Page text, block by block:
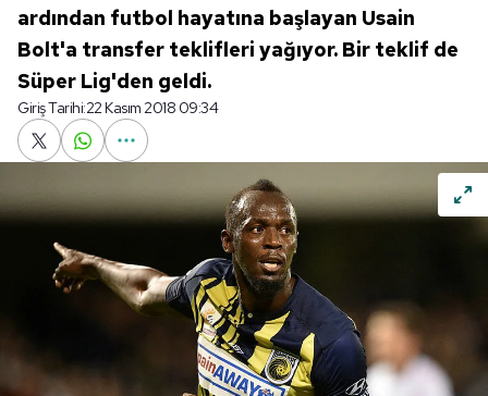
ardından futbol hayatına başlayan Usain
Bolt'a transfer teklifleri yağıyor. Bir teklif de
Süper Lig'den geldi.
Giriş Tarihi:22 Kasım 2018 09:34